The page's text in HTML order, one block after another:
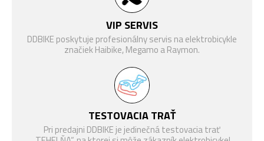
VIP SERVIS
DDBIKE poskytuje profesionálny servis na elektrobicykle
značiek Haibike, Megamo a Raymon.
TESTOVACIA TRAŤ
Pri predajni DDBIKE je jedinečná testovacia trať
(ZADNÝ)
Shimano, XT M8100, 10 – 51
zubov
Shimano, XT M8100
FSA Bosch
Shimano XT BR-M8220
BRZDA
Shimano XT BR-M8220, 203